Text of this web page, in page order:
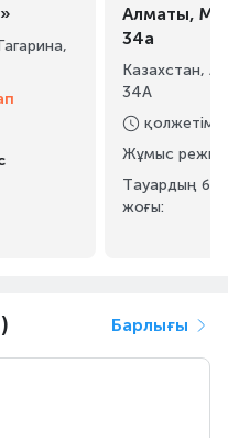
Алматы,
34а
Казахстан,
34А
қолжетімді
Жұмыс
Тауардың
жоғы:
Барлығы